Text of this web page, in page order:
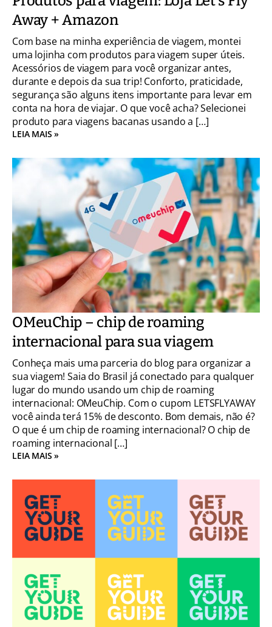
Away + Amazon
Com base na minha experiência de viagem, montei
uma lojinha com produtos para viagem super úteis.
Acessórios de viagem para você organizar antes,
durante e depois da sua trip! Conforto, praticidade,
segurança são alguns itens importante para levar em
conta na hora de viajar. O que você acha? Selecionei
produto para viagens bacanas usando a […]
LEIA MAIS »
OMeuChip – chip de roaming
internacional para sua viagem
Conheça mais uma parceria do blog para organizar a
sua viagem! Saia do Brasil já conectado para qualquer
lugar do mundo usando um chip de roaming
internacional: OMeuChip. Com o cupom LETSFLYAWAY
você ainda terá 15% de desconto. Bom demais, não é?
O que é um chip de roaming internacional? O chip de
roaming internacional […]
LEIA MAIS »